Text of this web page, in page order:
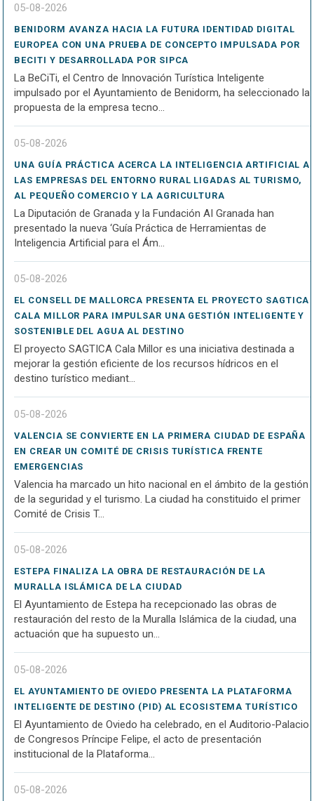
05-08-2026
BENIDORM AVANZA HACIA LA FUTURA IDENTIDAD DIGITAL
EUROPEA CON UNA PRUEBA DE CONCEPTO IMPULSADA POR
BECITI Y DESARROLLADA POR SIPCA
La BeCiTi, el Centro de Innovación Turística Inteligente
impulsado por el Ayuntamiento de Benidorm, ha seleccionado la
propuesta de la empresa tecno...
05-08-2026
UNA GUÍA PRÁCTICA ACERCA LA INTELIGENCIA ARTIFICIAL A
LAS EMPRESAS DEL ENTORNO RURAL LIGADAS AL TURISMO,
AL PEQUEÑO COMERCIO Y LA AGRICULTURA
La Diputación de Granada y la Fundación AI Granada han
presentado la nueva ‘Guía Práctica de Herramientas de
Inteligencia Artificial para el Ám...
05-08-2026
EL CONSELL DE MALLORCA PRESENTA EL PROYECTO SAGTICA
CALA MILLOR PARA IMPULSAR UNA GESTIÓN INTELIGENTE Y
SOSTENIBLE DEL AGUA AL DESTINO
El proyecto SAGTICA Cala Millor es una iniciativa destinada a
mejorar la gestión eficiente de los recursos hídricos en el
destino turístico mediant...
05-08-2026
VALENCIA SE CONVIERTE EN LA PRIMERA CIUDAD DE ESPAÑA
EN CREAR UN COMITÉ DE CRISIS TURÍSTICA FRENTE
EMERGENCIAS
Valencia ha marcado un hito nacional en el ámbito de la gestión
de la seguridad y el turismo. La ciudad ha constituido el primer
Comité de Crisis T...
05-08-2026
ESTEPA FINALIZA LA OBRA DE RESTAURACIÓN DE LA
MURALLA ISLÁMICA DE LA CIUDAD
El Ayuntamiento de Estepa ha recepcionado las obras de
restauración del resto de la Muralla Islámica de la ciudad, una
actuación que ha supuesto un...
05-08-2026
EL AYUNTAMIENTO DE OVIEDO PRESENTA LA PLATAFORMA
INTELIGENTE DE DESTINO (PID) AL ECOSISTEMA TURÍSTICO
El Ayuntamiento de Oviedo ha celebrado, en el Auditorio-Palacio
de Congresos Príncipe Felipe, el acto de presentación
institucional de la Plataforma...
05-08-2026